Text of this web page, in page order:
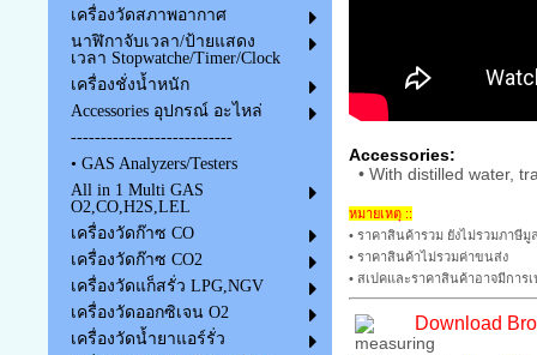
เครื่องวัดสภาพอากาศ
นาฬิกาจับเวลา/ป้ายแสดง
เวลา Stopwatche/Timer/Clock
เครื่องชั่งน้ำหนัก
Accessories อุปกรณ์ อะไหล่
---------------------------
• GAS Analyzers/Testers
All in 1 Multi GAS
O2,CO,H2S,LEL
เครื่องวัดก๊าซ CO
เครื่องวัดก๊าซ CO2
เครื่องวัดแก็สรั่ว LPG,NGV
เครื่องวัดออกซิเจน O2
เครื่องวัดน้ำยาแอร์รั่ว
Accessories:
• With distilled water,
หมายเหตุ ::
• ราคาสินค้ารวม ยังไม่รวมภาษีมู
• ราคาสินค้าไม่รวมค่าขนส่ง
• สเปคและราคาสินค้าอาจมีการ
Download